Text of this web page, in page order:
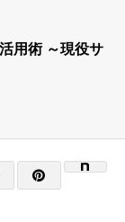
用術 ～現役サ